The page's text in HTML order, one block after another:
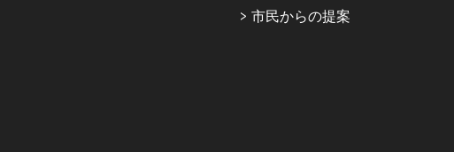
市民からの提案